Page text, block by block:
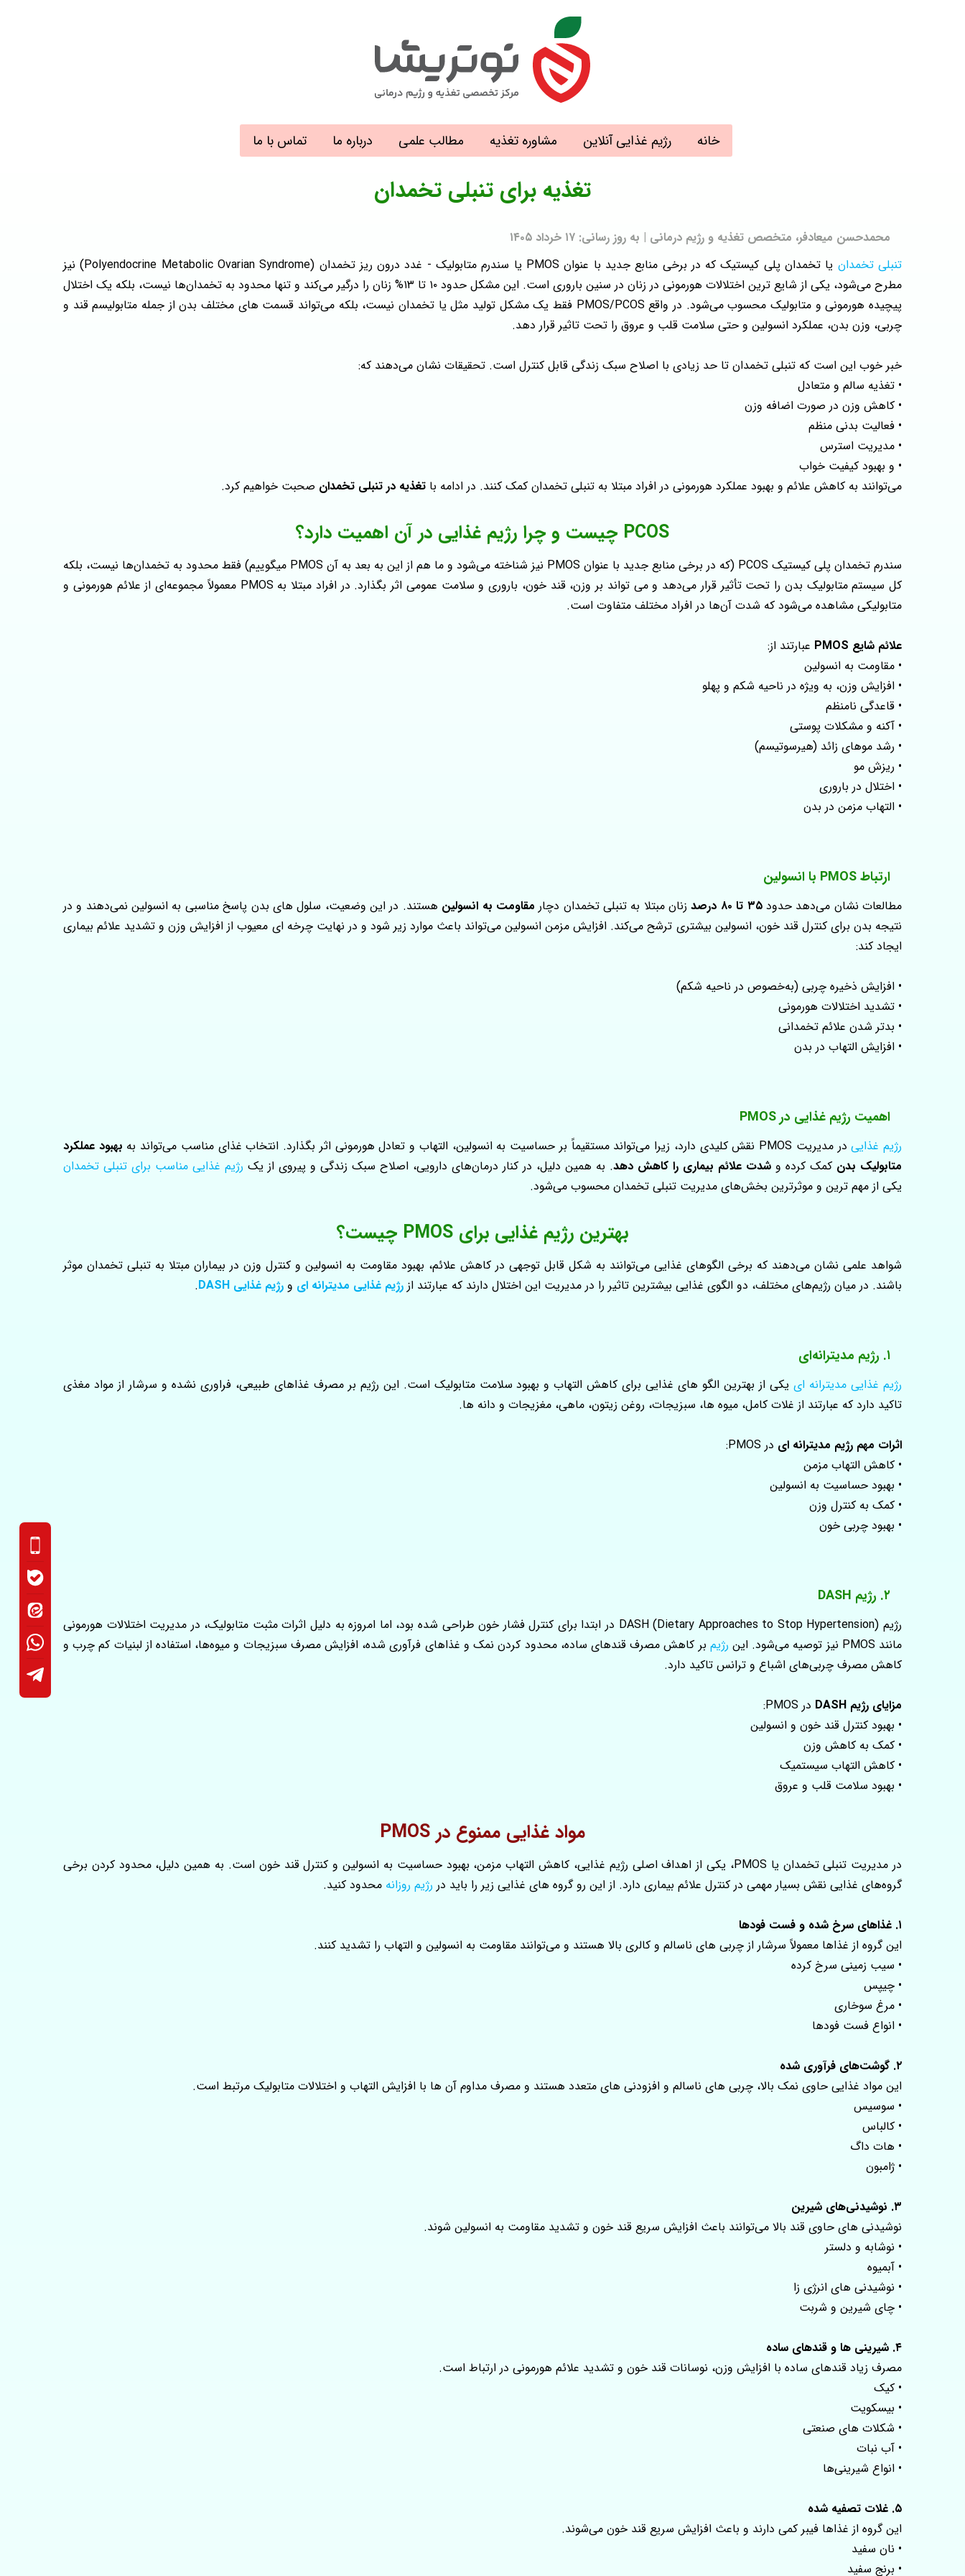
خانه رژیم غذایی آنلاین مشاوره تغذیه مطالب علمی درباره ما تماس با ما
تغذیه برای تنبلی تخمدان
محمدحسن میعادفر، متخصص تغذیه و رژیم درمانی | به روز رسانی: ۱۷ خرداد ۱۴۰۵
تنبلی تخمدان
یا تخمدان پلی کیستیک که در برخی منابع جدید با عنوان PMOS یا سندرم متابولیک - غدد درون‌ ریز تخمدان (Polyendocrine Metabolic Ovarian Syndrome) نیز
مطرح می‌شود، یکی از شایع‌ ترین اختلالات هورمونی در زنان در سنین باروری است. این مشکل حدود ۱۰ تا ۱۳% زنان را درگیر می‌کند و تنها محدود به تخمدان‌ها نیست، بلکه یک اختلال
پیچیده هورمونی و متابولیک محسوب می‌شود. در واقع PMOS/PCOS فقط یک مشکل تولید مثل یا تخمدان نیست، بلکه می‌تواند قسمت های مختلف بدن از جمله متابولیسم قند و
چربی، وزن بدن، عملکرد انسولین و حتی سلامت قلب و عروق را تحت تاثیر قرار دهد.
خبر خوب این است که تنبلی تخمدان تا حد زیادی با اصلاح سبک زندگی قابل کنترل است. تحقیقات نشان می‌دهند که:
• تغذیه سالم و متعادل
• کاهش وزن در صورت اضافه‌ وزن
• فعالیت بدنی منظم
• مدیریت استرس
• و بهبود کیفیت خواب
می‌توانند به کاهش علائم و بهبود عملکرد هورمونی در افراد مبتلا به تنبلی تخمدان کمک کنند. در ادامه با تغذیه در تنبلی تخمدان صحبت خواهیم کرد.
PCOS چیست و چرا رژیم غذایی در آن اهمیت دارد؟
سندرم تخمدان پلی کیستیک PCOS (که در برخی منابع جدید با عنوان PMOS نیز شناخته می‌شود و ما هم از این به بعد به آن PMOS میگوییم) فقط محدود به تخمدان‌ها نیست، بلکه
کل سیستم متابولیک بدن را تحت تأثیر قرار می‌دهد و می‌ تواند بر وزن، قند خون، باروری و سلامت عمومی اثر بگذارد. در افراد مبتلا به PMOS معمولاً مجموعه‌ای از علائم هورمونی و
متابولیکی مشاهده می‌شود که شدت آن‌ها در افراد مختلف متفاوت است.
علائم شایع PMOS
عبارتند از:
• مقاومت به انسولین
• افزایش وزن، به‌ ویژه در ناحیه شکم و پهلو
• قاعدگی نامنظم
• آکنه و مشکلات پوستی
• رشد موهای زائد (هیرسوتیسم)
• ریزش مو
• اختلال در باروری
• التهاب مزمن در بدن
ارتباط PMOS با انسولین
مطالعات نشان می‌دهد حدود۳۵ تا ۸۰ درصد زنان مبتلا به تنبلی تخمدان دچار مقاومت به انسولین هستند. در این وضعیت، سلول‌ های بدن پاسخ مناسبی به انسولین نمی‌دهند و در
نتیجه بدن برای کنترل قند خون، انسولین بیشتری ترشح می‌کند. افزایش مزمن انسولین می‌تواند باعث موارد زیر شود و در نهایت چرخه‌ ای معیوب از افزایش وزن و تشدید علائم بیماری
ایجاد کند:
• افزایش ذخیره چربی (به‌خصوص در ناحیه شکم)
• تشدید اختلالات هورمونی
• بدتر شدن علائم تخمدانی
• افزایش التهاب در بدن
اهمیت رژیم غذایی در PMOS
رژیم غذاییدر مدیریت PMOS نقش کلیدی دارد، زیرا می‌تواند مستقیماً بر حساسیت به انسولین، التهاب و تعادل هورمونی اثر بگذارد. انتخاب غذای مناسب می‌تواند به
بهبود عملکرد
متابولیک بدن کمک کرده و شدت علائم بیماری را کاهش دهد. به همین دلیل، در کنار درمان‌های دارویی، اصلاح سبک زندگی و پیروی از یک رژیم غذایی مناسب برای تنبلی تخمدان
یکی از مهم‌ ترین و موثرترین بخش‌های مدیریت تنبلی تخمدان محسوب می‌شود.
بهترین رژیم غذایی برای PMOS چیست؟
شواهد علمی نشان می‌دهند که برخی الگوهای غذایی می‌توانند به شکل قابل‌ توجهی در کاهش علائم، بهبود مقاومت به انسولین و کنترل وزن در بیماران مبتلا به تنبلی تخمدان موثر
باشند. در میان رژیم‌های مختلف، دو الگوی غذایی بیشترین تاثیر را در مدیریت این اختلال دارند که عبارتند از رژیم غذایی مدیترانه ای و رژیم غذایی DASH .
۱. رژیم مدیترانه‌ای
رژیم غذایی مدیترانه‌ اییکی از بهترین الگو های غذایی برای کاهش التهاب و بهبود سلامت متابولیک است. این رژیم بر مصرف غذاهای طبیعی، فراوری نشده و سرشار از مواد مغذی
تاکید دارد که عبارتند از غلات کامل، میوه ها، سبزیجات، روغن زیتون، ماهی، مغزیجات و دانه ها.
اثرات مهم رژیم مدیترانه ای در PMOS:
• کاهش التهاب مزمن
• بهبود حساسیت به انسولین
• کمک به کنترل وزن
• بهبود چربی خون
۲. رژیم DASH
رژیم DASH (Dietary Approaches to Stop Hypertension) در ابتدا برای کنترل فشار خون طراحی شده بود، اما امروزه به دلیل اثرات مثبت متابولیک، در مدیریت اختلالات هورمونی
مانند PMOS نیز توصیه می‌شود. این
رژیم بر کاهش مصرف قندهای ساده، محدود کردن نمک و غذاهای فرآوری‌ شده، افزایش مصرف سبزیجات و میوه‌ها، استفاده از لبنیات کم‌ چرب و
کاهش مصرف چربی‌های اشباع و ترانس تاکید دارد.
مزایای رژیم DASH
در PMOS:
• بهبود کنترل قند خون و انسولین
• کمک به کاهش وزن
• کاهش التهاب سیستمیک
• بهبود سلامت قلب و عروق
مواد غذایی ممنوع در PMOS
در مدیریت تنبلی تخمدان یا PMOS، یکی از اهداف اصلی رژیم غذایی، کاهش التهاب مزمن، بهبود حساسیت به انسولین و کنترل قند خون است. به همین دلیل، محدود کردن برخی
گروه‌های غذایی نقش بسیار مهمی در کنترل علائم بیماری دارد. از این رو گروه های غذایی زیر را باید در رژیم روزانه محدود کنید.
۱. غذاهای سرخ‌ شده و فست‌ فودها
این گروه از غذاها معمولاً سرشار از چربی‌ های ناسالم و کالری بالا هستند و می‌توانند مقاومت به انسولین و التهاب را تشدید کنند.
• سیب‌ زمینی سرخ‌ کرده
• چیپس
• مرغ سوخاری
• انواع فست‌ فودها
۲. گوشت‌های فرآوری‌ شده
این مواد غذایی حاوی نمک بالا، چربی‌ های ناسالم و افزودنی‌ های متعدد هستند و مصرف مداوم آن‌ ها با افزایش التهاب و اختلالات متابولیک مرتبط است.
• سوسیس
• کالباس
• هات‌ داگ
• ژامبون
۳. نوشیدنی‌های شیرین
نوشیدنی‌ های حاوی قند بالا می‌توانند باعث افزایش سریع قند خون و تشدید مقاومت به انسولین شوند.
• نوشابه و دلستر
• آبمیوه‌
• نوشیدنی‌ های انرژی‌ زا
• چای شیرین و شربت
۴. شیرینی‌ ها و قندهای ساده
مصرف زیاد قندهای ساده با افزایش وزن، نوسانات قند خون و تشدید علائم هورمونی در ارتباط است.
• کیک
• بیسکویت
• شکلات‌ های صنعتی
• آب‌ نبات
• انواع شیرینی‌ها
۵. غلات تصفیه‌ شده
این گروه از غذاها فیبر کمی دارند و باعث افزایش سریع قند خون می‌شوند.
• نان سفید
• برنج سفید